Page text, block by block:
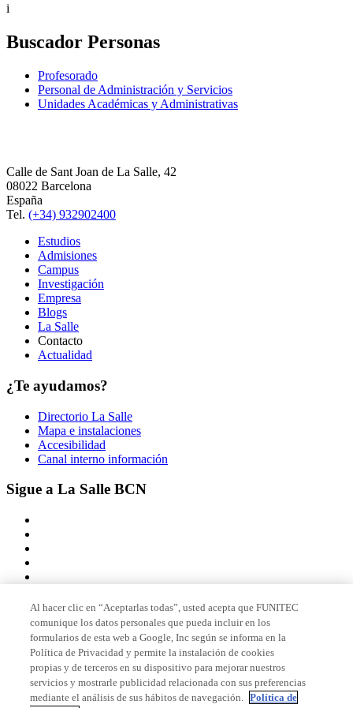
i
Buscador Personas
Profesorado
Personal de Administración y Servicios
Unidades Académicas y Administrativas
Calle de Sant Joan de La Salle, 42
08022 Barcelona
España
Tel. (+34) 932902400
Estudios
Admisiones
Campus
Investigación
Empresa
Blogs
La Salle
Contacto
Actualidad
¿Te ayudamos?
Directorio La Salle
Mapa e instalaciones
Accesibilidad
Canal interno información
Sigue a La Salle BCN
Miembro de
Acreditaciones
Al hacer clic en “Aceptarlas todas”, usted acepta que FUNITEC
comunique los datos personales que pueda incluir en los
formularios de esta web a Google, Inc según se informa en la
Política de Privacidad y permite la instalación de cookies
propias y de terceros en su dispositivo para mejorar nuestros
servicios y mostrarle publicidad relacionada con sus preferencias
mediante el análisis de sus hábitos de navegación. Política de